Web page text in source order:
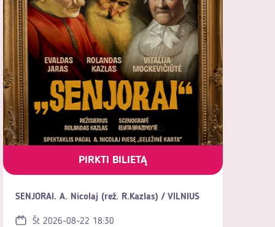
PIRKTI BILIETĄ
SENJORAI. A. Nicolaj (rež. R.Kazlas) / VILNIUS
Št 2026-08-22 18:30